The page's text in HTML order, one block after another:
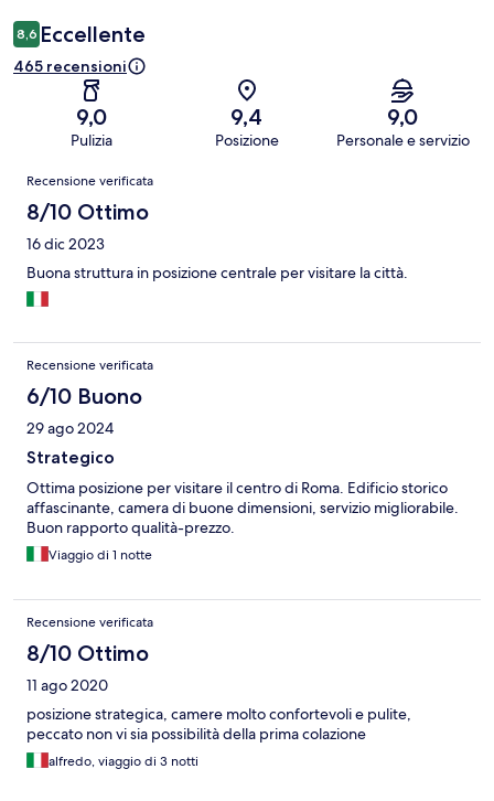
8,6 Eccellente
465 recensioni
9,0
Pulizia
9,4
Posizione
9,0
Personale e servizio
Recensioni
Recensione verificata
8/10 Ottimo
16 dic 2023
Buona struttura in posizione centrale per visitare la città.
Recensione verificata
6/10 Buono
29 ago 2024
Strategico
Ottima posizione per visitare il centro di Roma. Edificio storico
affascinante, camera di buone dimensioni, servizio migliorabile.
Buon rapporto qualità-prezzo.
Viaggio di 1 notte
Recensione verificata
8/10 Ottimo
11 ago 2020
posizione strategica, camere molto confortevoli e pulite,
peccato non vi sia possibilità della prima colazione
alfredo, viaggio di 3 notti